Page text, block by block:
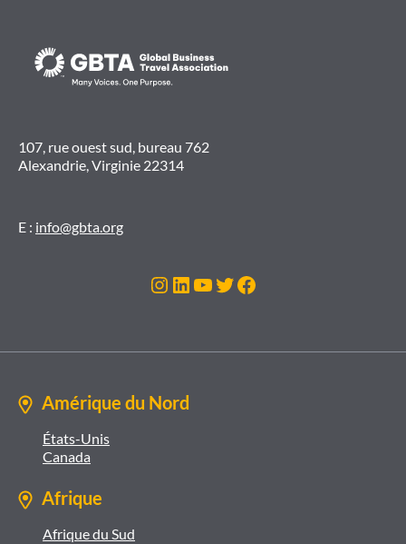
107, rue ouest sud, bureau 762
Alexandrie, Virginie 22314
E : info@gbta.org
Instagram
LinkedIn
YouTube
Twitter
Facebook
Amérique du Nord
États-Unis
Canada
Afrique
Afrique du Sud